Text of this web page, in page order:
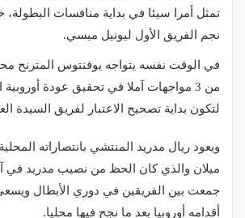
تمثل أمرا سيئا في بداية منافسات
نجم الفريق الأول ليونيل ميسي.
في الوقت نفسه يتواجه يوفنتوس المترنح
من 3 مواجهات آملا في تحقيق عودة أوروبية
لتكون بداية تصحيح الاعتبار لفريق السيدة
ويعود ريال مدريد المنتشي بانتصاراته
ميلان والذي كان الحظ من نصيب مدريد في
جمعت بين الفريقين في دوري الأبطال
أقدامه أوروبيا بعد ما نجح فيها محليا.